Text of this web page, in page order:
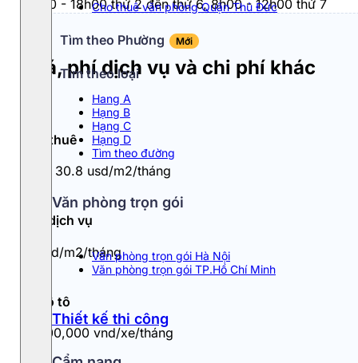
Cho thuê văn phòng Quận Thủ Đức
Tìm theo Phường Mới
Tìm theo loại
Hang A
Hạng B
Hạng C
Hạng D
Tìm theo đường
Văn phòng trọn gói
Văn phòng trọn gói Hà Nội
Văn phòng trọn gói TP.Hồ Chí Minh
Thiết kế thi công
8h00 - 18h00 thứ 2 đến thứ 6, 8h00 - 12h00 thứ 7
Giá, phí dịch vụ và chi phí khác
Giá thuê
25 - 30.8 usd/m2/tháng
Phí dịch vụ
5 usd/m2/tháng
Đỗ ô tô
2,800,000 vnd/xe/tháng